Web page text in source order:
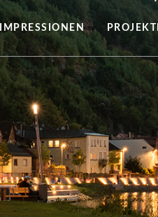
IMPRESSIONEN